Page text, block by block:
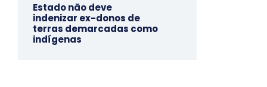
Estado não deve
indenizar ex-donos de
terras demarcadas como
indígenas